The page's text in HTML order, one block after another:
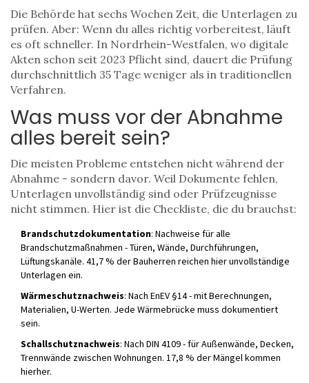
Die Behörde hat sechs Wochen Zeit, die Unterlagen zu
prüfen. Aber: Wenn du alles richtig vorbereitest, läuft
es oft schneller. In Nordrhein-Westfalen, wo digitale
Akten schon seit 2023 Pflicht sind, dauert die Prüfung
durchschnittlich 35 Tage weniger als in traditionellen
Verfahren.
Was muss vor der Abnahme
alles bereit sein?
Die meisten Probleme entstehen nicht während der
Abnahme - sondern davor. Weil Dokumente fehlen,
Unterlagen unvollständig sind oder Prüfzeugnisse
nicht stimmen. Hier ist die Checkliste, die du brauchst:
Brandschutzdokumentation: Nachweise für alle
Brandschutzmaßnahmen - Türen, Wände, Durchführungen,
Lüftungskanäle. 41,7 % der Bauherren reichen hier unvollständige
Unterlagen ein.
Wärmeschutznachweis: Nach EnEV §14 - mit Berechnungen,
Materialien, U-Werten. Jede Wärmebrücke muss dokumentiert
sein.
Schallschutznachweis: Nach DIN 4109 - für Außenwände, Decken,
Trennwände zwischen Wohnungen. 17,8 % der Mängel kommen
hierher.